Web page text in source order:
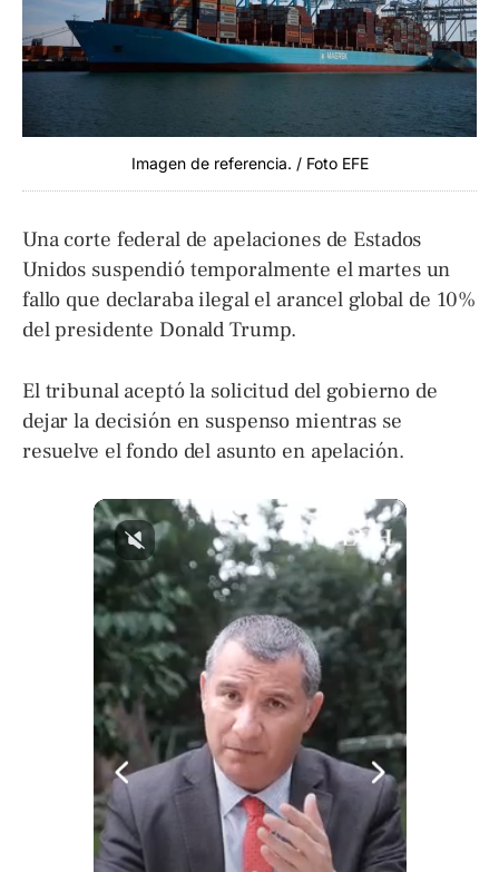
Imagen de referencia. / Foto EFE
Una corte federal de apelaciones de Estados
Unidos suspendió temporalmente el martes un
fallo que declaraba ilegal el arancel global de 10%
del presidente Donald Trump.
El tribunal aceptó la solicitud del gobierno de
dejar la decisión en suspenso mientras se
resuelve el fondo del asunto en apelación.